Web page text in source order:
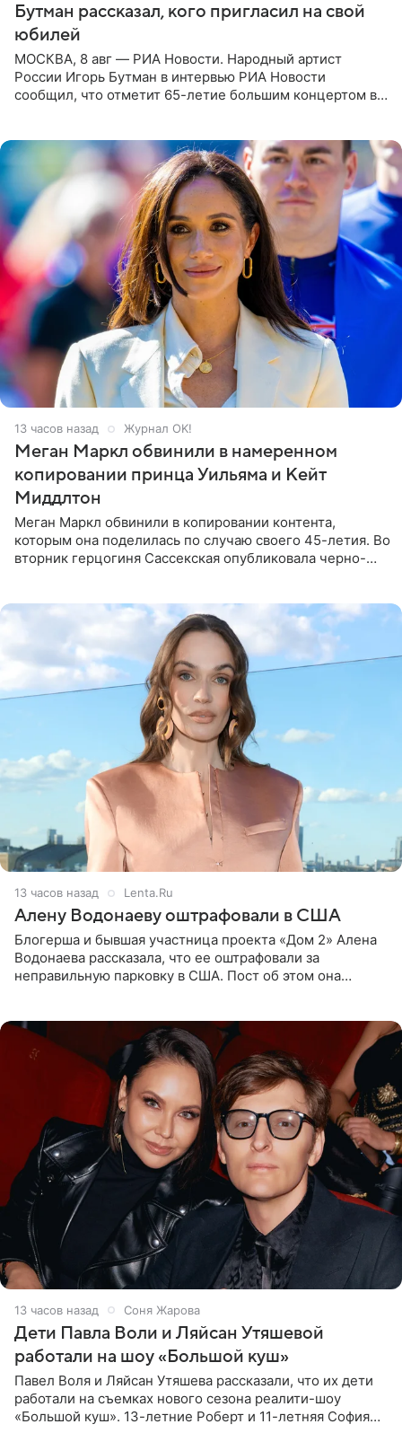
Бутман рассказал, кого пригласил на свой
юбилей
МОСКВА, 8 авг — РИА Новости. Народный артист
России Игорь Бутман в интервью РИА Новости
сообщил, что отметит 65-летие большим концертом в
13 часов назад Журнал OK!
Меган Маркл обвинили в намеренном
копировании принца Уильяма и Кейт
Миддлтон
Меган Маркл обвинили в копировании контента,
которым она поделилась по случаю своего 45-летия. Во
вторник герцогиня Сассекская опубликовала черно-
13 часов назад Lenta.Ru
Алену Водонаеву оштрафовали в США
Блогерша и бывшая участница проекта «Дом 2» Алена
Водонаева рассказала, что ее оштрафовали за
неправильную парковку в США. Пост об этом она
13 часов назад Соня Жарова
Дети Павла Воли и Ляйсан Утяшевой
работали на шоу «Большой куш»
Павел Воля и Ляйсан Утяшева рассказали, что их дети
работали на съемках нового сезона реалити-шоу
«Большой куш». 13-летние Роберт и 11-летняя София